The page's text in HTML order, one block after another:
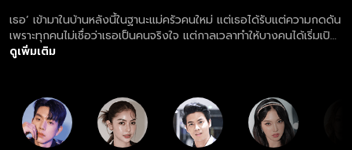
เธอ’ เข้ามาในบ้านหลังนี้ในฐานะแม่ครัวคนใหม่ แต่เธอได้รับแต่ความกดดัน
เพราะทุกคนไม่เชื่อว่าเธอเป็นคนจริงใจ แต่กาลเวลาทำให้บางคนได้เริ่มเปิด
ใจทีละนิด จนก่อเกิดเป็นความรัก
ดูเพิ่มเติม